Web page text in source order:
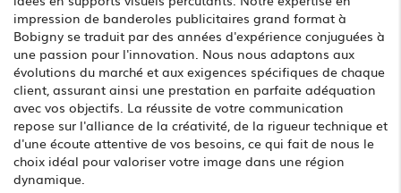
impression de banderoles publicitaires grand format à
Bobigny se traduit par des années d'expérience conjuguées à
une passion pour l'innovation. Nous nous adaptons aux
évolutions du marché et aux exigences spécifiques de chaque
client, assurant ainsi une prestation en parfaite adéquation
avec vos objectifs. La réussite de votre communication
repose sur l'alliance de la créativité, de la rigueur technique et
d'une écoute attentive de vos besoins, ce qui fait de nous le
choix idéal pour valoriser votre image dans une région
dynamique.